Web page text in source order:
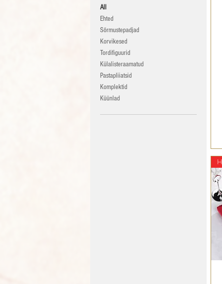
All
Ehted
Sõrmustepadjad
Korvikesed
Tordifiguurid
Külalisteraamatud
Pastapliiatsid
Komplektid
Küünlad